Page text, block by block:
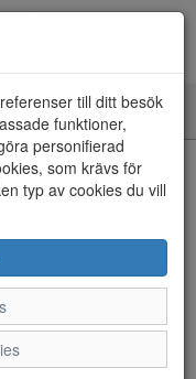
till ditt besök
funktioner,
personifierad
som krävs för
typ av cookies du vill